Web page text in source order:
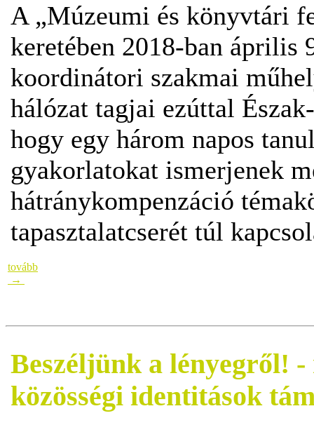
A „Múzeumi és könyvtári
keretében 2018-ban április
koordinátori szakmai
hálózat tagjai ezúttal
hogy egy három napos
gyakorlatokat ismerjenek
hátránykompenzáció
tapasztalatcserét túl
tovább
→
Beszéljünk a lényegről!
közösségi identitások